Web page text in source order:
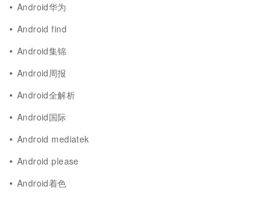
Android华为
Android find
Android集锦
Android周报
Android全解析
Android国际
Android mediatek
Android please
Android着色